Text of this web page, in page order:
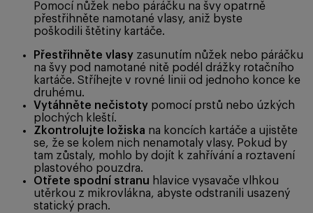
Pomocí nůžek nebo páráčku na švy opatrně
přestřihněte namotané vlasy, aniž byste
poškodili štětiny kartáče.
Přestřihněte vlasy zasunutím nůžek nebo páráčku
na švy pod namotané nitě podél drážky rotačního
kartáče. Stříhejte v rovné linii od jednoho konce ke
druhému.
Vytáhněte nečistoty pomocí prstů nebo úzkých
plochých kleští.
Zkontrolujte ložiska na koncích kartáče a ujistěte
se, že se kolem nich nenamotaly vlasy. Pokud by
tam zůstaly, mohlo by dojít k zahřívání a roztavení
plastového pouzdra.
Otřete spodní stranu hlavice vysavače vlhkou
utěrkou z mikrovlákna, abyste odstranili usazený
statický prach.